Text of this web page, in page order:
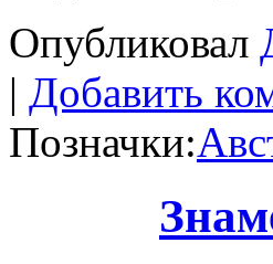
Опубликовал
| Добавить
Позначки: